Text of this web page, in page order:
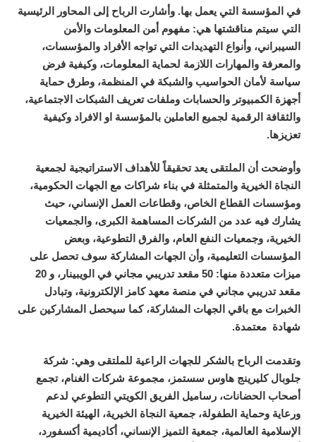
في المؤسسة التي يعمل بها. وأشارت الرباح إلى المحاور الرئيسية
التي سيتم مناقشتها هي: مفهوم أمن المعلومات والأمن
السيبراني، وأنواع التهديدات التي تواجه الأفراد والمؤسسات،
والمعرفة والمهارات اللازمة لحماية المعلومات، وكيفية فرض
سياسة لأمان الحواسيب والشبكة في المنظمة، وطرق حماية
أجهزة الكمبيوتر والحسابات وملفات تعريف الشبكات الاجتماعية،
والثقافة الرقمية لجميع العاملين بالمؤسسة او الافراد وكيفية
تعزيزها.
وأوضحت أن الملتقى يعد تحقيقاً للأهداف الاستراتيجية لجمعية
النجاة الخيرية والمتمثلة في بناء شراكات مع الجهات الحكومية،
ومؤسسات القطاع الخاص، وقطاعات العمل الإنساني، حيث
يشارك فيه عدد من الشركات المساهمة الكبرى، والجمعيات
الخيرية، وجمعيات النفع العام، والفرق التطوعية، وبعض
المؤسسات التعليمية، وأن الجهات المشاركة سوف تحصل على
ميزات متعددة منها: 50 مقعد تدريبي مجاني في الويبينار، و 20
مقعد تدريبي مجاني في منصة معهد كامز الإلكترونية، وتبادل
الخبرات مع باقي الجهات المشاركة، كما سيحصل المشاركين على
شهادة معتمدة.
وتقدمت الرباح بالشكر للجهات الراعية للملتقى وهي: شركة
جلوبال كليرينج هاوس سستمز، مجموعة شركات الغنام، تجمع
أصحاب الحضانات، رساميل الفريق الكويتي التطوعي لدعم
ورعاية وحماية الطفولة، جمعية النجاة الخيرية، الهيئة الخيرية
الإسلامية العالمية، جمعية التميز الإنساني، أكاديمية أكسفورد،